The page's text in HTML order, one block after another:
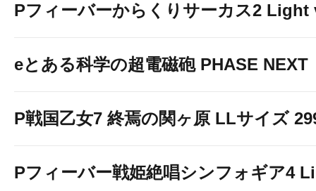
Pフィーバーからくりサーカス2 Light
eとある科学の超電磁砲 PHASE NEXT
P戦国乙女7 終焉の関ヶ原 LLサイズ
Pフィーバー戦姫絶唱シンフォギア4